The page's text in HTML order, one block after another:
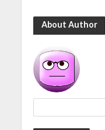
About Author